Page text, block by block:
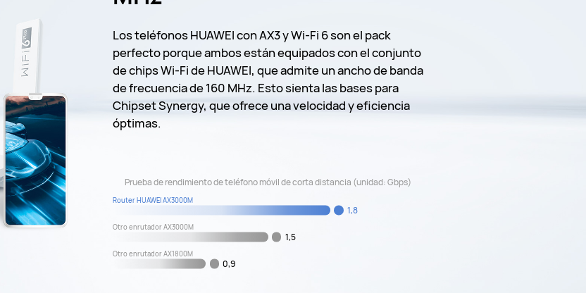
Los teléfonos HUAWEI con AX3 y Wi-Fi 6 son el pack
perfecto porque ambos están equipados con el conjunto
de chips Wi-Fi de HUAWEI, que admite un ancho de banda
de frecuencia de 160 MHz. Esto sienta las bases para
Chipset Synergy, que ofrece una velocidad y eficiencia
óptimas.
Prueba de rendimiento de teléfono móvil de corta distancia (unidad: Gbps)
Router HUAWEI AX3000M
1,8
Otro enrutador AX3000M
1,5
Otro enrutador AX1800M
0,9